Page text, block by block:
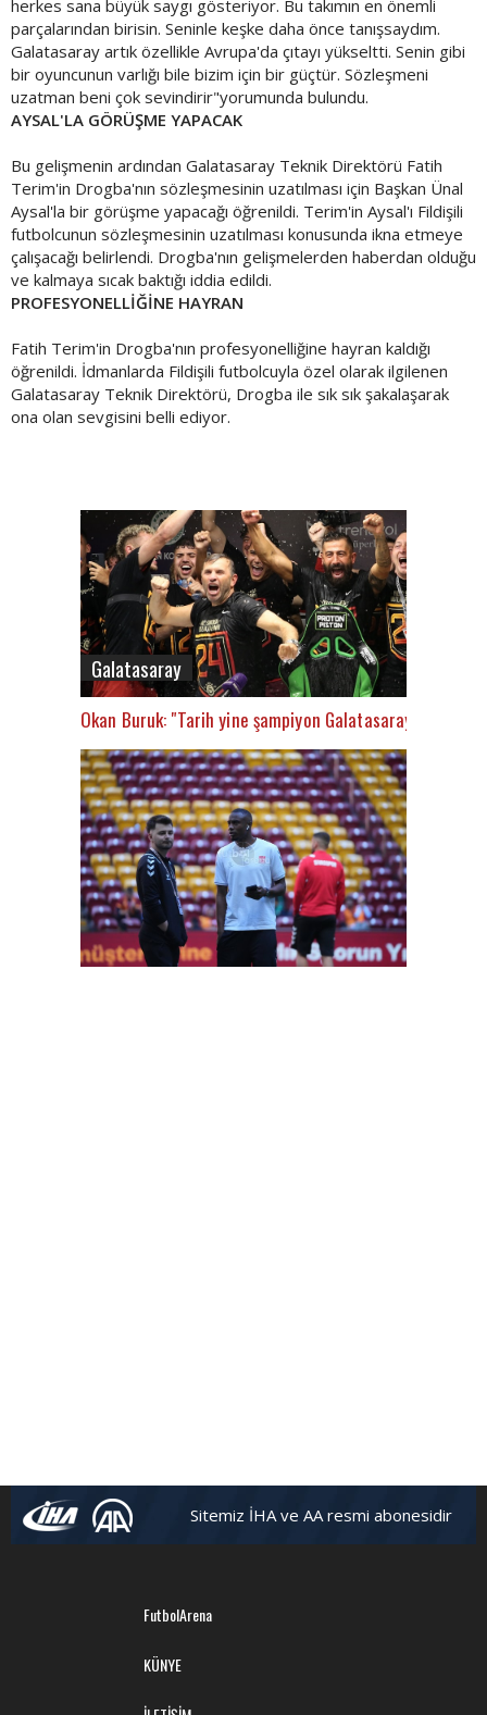
herkes sana büyük saygı gösteriyor. Bu takımın en önemli
parçalarından birisin. Seninle keşke daha önce tanışsaydım.
Galatasaray artık özellikle Avrupa'da çıtayı yükseltti. Senin gibi
bir oyuncunun varlığı bile bizim için bir güçtür. Sözleşmeni
uzatman beni çok sevindirir"yorumunda bulundu.
AYSAL'LA GÖRÜŞME YAPACAK
Bu gelişmenin ardından Galatasaray Teknik Direktörü Fatih
Terim'in Drogba'nın sözleşmesinin uzatılması için Başkan Ünal
Aysal'la bir görüşme yapacağı öğrenildi. Terim'in Aysal'ı Fildişili
futbolcunun sözleşmesinin uzatılması konusunda ikna etmeye
çalışacağı belirlendi. Drogba'nın gelişmelerden haberdan olduğu
ve kalmaya sıcak baktığı iddia edildi.
PROFESYONELLİĞİNE HAYRAN
Fatih Terim'in Drogba'nın profesyonelliğine hayran kaldığı
öğrenildi. İdmanlarda Fildişili futbolcuyla özel olarak ilgilenen
Galatasaray Teknik Direktörü, Drogba ile sık sık şakalaşarak
ona olan sevgisini belli ediyor.
Galatasaray
Okan Buruk: "Tarih yine şampiyon Galatasaray’ı
Sitemiz İHA ve AA resmi abonesidir
FutbolArena
KÜNYE